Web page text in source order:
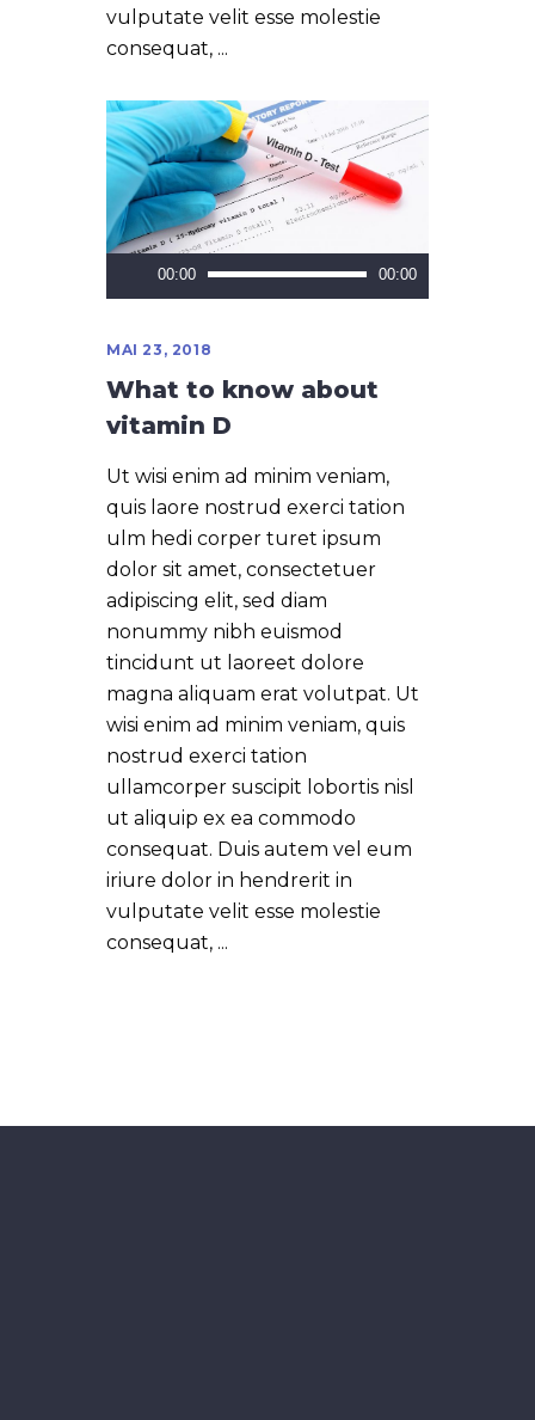
vulputate velit esse molestie
consequat,
Lecteur
audio
00:00 00:00
MAI 23, 2018
What to know about
vitamin D
Ut wisi enim ad minim veniam,
quis laore nostrud exerci tation
ulm hedi corper turet ipsum
dolor sit amet, consectetuer
adipiscing elit, sed diam
nonummy nibh euismod
tincidunt ut laoreet dolore
magna aliquam erat volutpat. Ut
wisi enim ad minim veniam, quis
nostrud exerci tation
ullamcorper suscipit lobortis nisl
ut aliquip ex ea commodo
consequat. Duis autem vel eum
iriure dolor in hendrerit in
vulputate velit esse molestie
consequat,